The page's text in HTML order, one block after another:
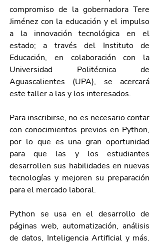
compromiso de la gobernadora Tere
Jiménez con la educación y el impulso
a la innovación tecnológica en el
estado; a través del Instituto de
Educación, en colaboración con la
Universidad Politécnica de
Aguascalientes (UPA), se acercará
este taller a las y los interesados.
Para inscribirse, no es necesario contar
con conocimientos previos en Python,
por lo que es una gran oportunidad
para que las y los estudiantes
desarrollen sus habilidades en nuevas
tecnologías y mejoren su preparación
para el mercado laboral.
Python se usa en el desarrollo de
páginas web, automatización, análisis
de datos, Inteligencia Artificial y más.